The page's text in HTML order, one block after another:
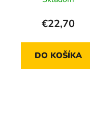
€22,70
DO KOŠÍKA